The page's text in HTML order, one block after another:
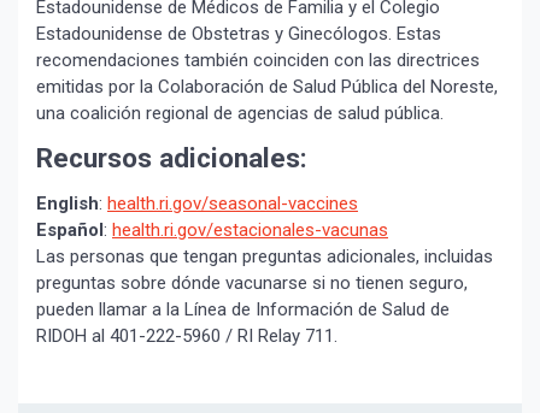
¡Suscríbete y Vive la
Experiencia!
Suscribír
Estadounidense de Médicos de Familia y el Colegio
Estadounidense de Obstetras y Ginecólogos. Estas
recomendaciones también coinciden con las directrices
emitidas por la Colaboración de Salud Pública del Noreste,
una coalición regional de agencias de salud pública.
Recursos adicionales:
English: health.ri.gov/seasonal-vaccines
Español : health.ri.gov/estacionales-vacunas
Las personas que tengan preguntas adicionales, incluidas
preguntas sobre dónde vacunarse si no tienen seguro,
pueden llamar a la Línea de Información de Salud de
RIDOH al 401-222-5960 / RI Relay 711.